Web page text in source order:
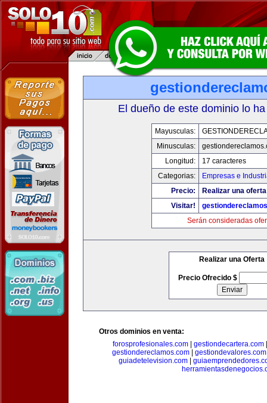
El dueño de este dominio lo
Mayusculas:
Minusculas:
Longitud:
17 caracteres
Categorias:
Empresas e
Precio:
Realizar una
Visitar!
Serán consideradas
Realizar una Oferta
Precio Ofrecido $
Otros dominios en venta:
forosprofesionales.com
gestiondecartera.com
gestiondereclamos.com| gestiondevalores.com
guiadetelevision.com